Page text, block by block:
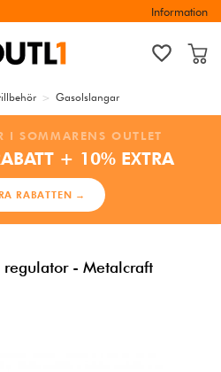
Information
> Gasolslangar
I SOMMARENS OUTLET
+ 10% EXTRA
RABATTEN →
regulator - Metalcraft